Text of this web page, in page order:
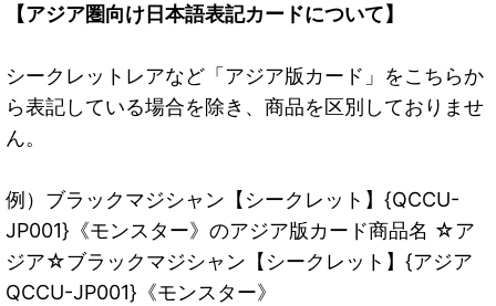
【アジア圏向け日本語表記カードについて】
シークレットレアなど「アジア版カード」をこちらか
ら表記している場合を除き、商品を区別しておりませ
ん。
例）ブラックマジシャン【シークレット】{QCCU-
JP001}《モンスター》のアジア版カード商品名 ☆ア
ジア☆ブラックマジシャン【シークレット】{アジア
QCCU-JP001}《モンスター》